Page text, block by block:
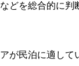
を総合的に判
が民泊に適して